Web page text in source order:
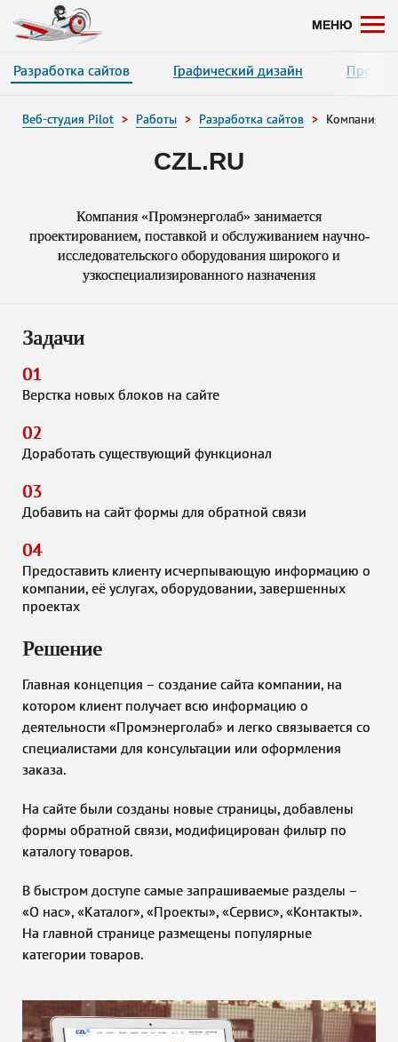
МЕНЮ
Разработка сайтов Графический дизайн
Веб-студия Pilot Работы Разработка сайтов Компания
CZL.RU
Компания «Промэнерголаб» занимается
проектированием, поставкой и обслуживанием научно-
исследовательского оборудования широкого и
узкоспециализированного назначения
Задачи
01
Верстка новых блоков на сайте
02
Доработать существующий функционал
03
Добавить на сайт формы для обратной связи
04
Предоставить клиенту исчерпывающую информацию о
компании, её услугах, оборудовании, завершенных
проектах
Решение
Главная концепция – создание сайта компании, на
котором клиент получает всю информацию о
деятельности «Промэнерголаб» и легко связывается со
специалистами для консультации или оформления
заказа.
На сайте были созданы новые страницы, добавлены
формы обратной связи, модифицирован фильтр по
каталогу товаров.
В быстром доступе самые запрашиваемые разделы –
«О нас», «Каталог», «Проекты», «Сервис», «Контакты».
На главной странице размещены популярные
категории товаров.